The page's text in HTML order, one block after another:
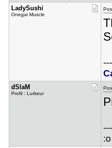
LadySushi
Onegai Muscle
dSlaM
Profil : Lurkeur
:o